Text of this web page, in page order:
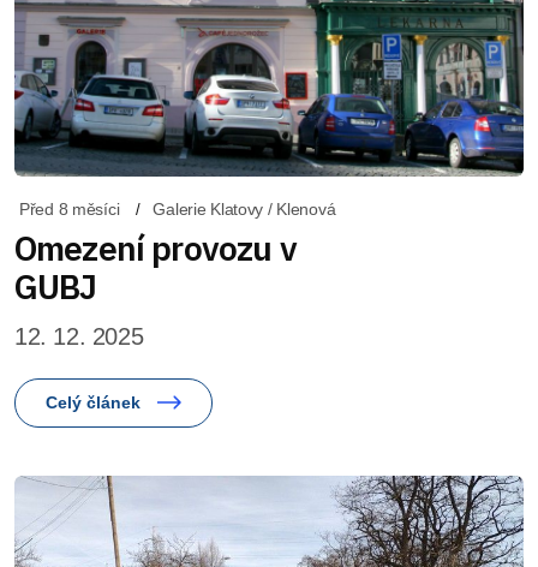
Před 8 měsíci Galerie Klatovy / Klenová
Omezení provozu v
GUBJ
12. 12. 2025
Celý článek